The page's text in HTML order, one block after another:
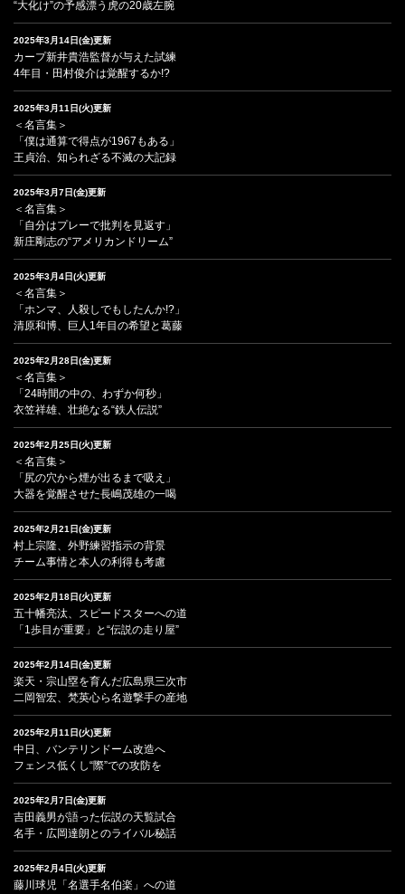
“大化け”の予感漂う虎の20歳左腕
2025年3月14日(金)更新
カープ新井貴浩監督が与えた試練
4年目・田村俊介は覚醒するか!?
2025年3月11日(火)更新
＜名言集＞
「僕は通算で得点が1967もある」
王貞治、知られざる不滅の大記録
2025年3月7日(金)更新
＜名言集＞
「自分はプレーで批判を見返す」
新庄剛志の“アメリカンドリーム”
2025年3月4日(火)更新
＜名言集＞
「ホンマ、人殺しでもしたんか!?」
清原和博、巨人1年目の希望と葛藤
2025年2月28日(金)更新
＜名言集＞
「24時間の中の、わずか何秒」
衣笠祥雄、壮絶なる“鉄人伝説”
2025年2月25日(火)更新
＜名言集＞
「尻の穴から煙が出るまで吸え」
大器を覚醒させた長嶋茂雄の一喝
2025年2月21日(金)更新
村上宗隆、外野練習指示の背景
チーム事情と本人の利得も考慮
2025年2月18日(火)更新
五十幡亮汰、スピードスターへの道
「1歩目が重要」と“伝説の走り屋”
2025年2月14日(金)更新
楽天・宗山塁を育んだ広島県三次市
二岡智宏、梵英心ら名遊撃手の産地
2025年2月11日(火)更新
中日、バンテリンドーム改造へ
フェンス低くし“際”での攻防を
2025年2月7日(金)更新
吉田義男が語った伝説の天覧試合
名手・広岡達朗とのライバル秘話
2025年2月4日(火)更新
藤川球児「名選手名伯楽」への道